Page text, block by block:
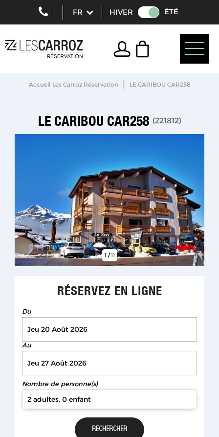
HIVER ÉTÉ
Accueil Les Carroz Réservation | LE CARIBOU CAR258
LE CARIBOU CAR258 (221812)
1/11
RÉSERVEZ EN LIGNE
Du
Au
Nombre de personne(s)
2 adultes, 0 enfant